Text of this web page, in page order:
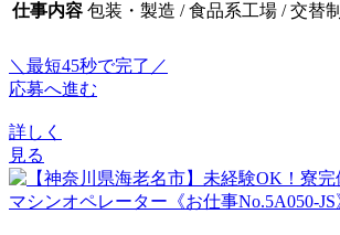
仕事内容 包装・製造 / 食品系工場 / 交替制
＼最短45秒で完了／
応募へ進む
詳しく
見る